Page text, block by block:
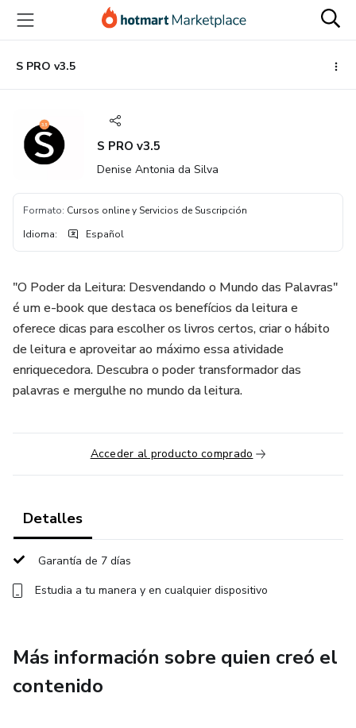
principal
página
de
página
S PRO v3.5
S PRO v3.5
Denise Antonia da Silva
Formato: Cursos online y Servicios de Suscripción
Idioma: Español
"O Poder da Leitura: Desvendando o Mundo das Palavras"
é um e-book que destaca os benefícios da leitura e
oferece dicas para escolher os livros certos, criar o hábito
de leitura e aproveitar ao máximo essa atividade
enriquecedora. Descubra o poder transformador das
palavras e mergulhe no mundo da leitura.
Acceder al producto comprado
Detalles
Garantía de 7 días
Estudia a tu manera y en cualquier dispositivo
Más información sobre quien creó el
contenido